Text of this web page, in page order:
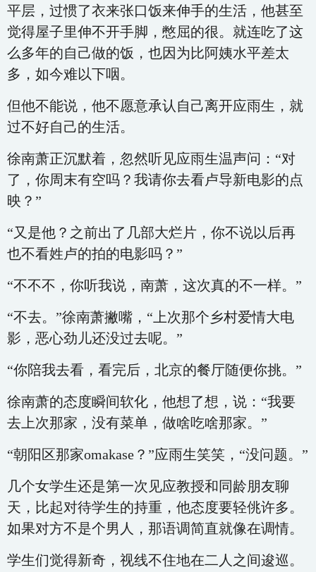
平层，过惯了衣来张口饭来伸手的生活，他甚至
觉得屋子里伸不开手脚，憋屈的很。就连吃了这
么多年的自己做的饭，也因为比阿姨水平差太
多，如今难以下咽。
但他不能说，他不愿意承认自己离开应雨生，就
过不好自己的生活。
徐南萧正沉默着，忽然听见应雨生温声问：“对
了，你周末有空吗？我请你去看卢导新电影的点
映？”
“又是他？之前出了几部大烂片，你不说以后再
也不看姓卢的拍的电影吗？”
“不不不，你听我说，南萧，这次真的不一样。”
“不去。”徐南萧撇嘴，“上次那个乡村爱情大电
影，恶心劲儿还没过去呢。”
“你陪我去看，看完后，北京的餐厅随便你挑。”
徐南萧的态度瞬间软化，他想了想，说：“我要
去上次那家，没有菜单，做啥吃啥那家。”
“朝阳区那家omakase？”应雨生笑笑，“没问题。”
几个女学生还是第一次见应教授和同龄朋友聊
天，比起对待学生的持重，他态度要轻佻许多。
如果对方不是个男人，那语调简直就像在调情。
学生们觉得新奇，视线不住地在二人之间逡巡。